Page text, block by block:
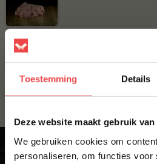
Toestemming Details
Deze website maakt gebruik
We gebruiken cookies om
personaliseren, om functies voor